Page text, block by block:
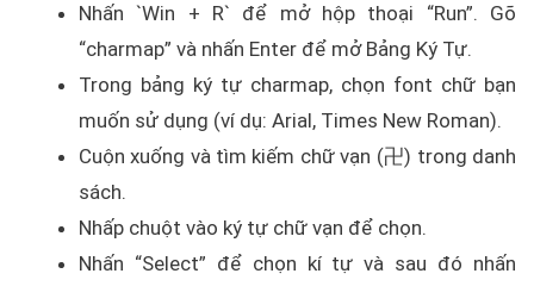
Nhấn `Win + R` để mở hộp thoại “Run”. Gõ
“charmap” và nhấn Enter để mở Bảng Ký Tự.
Trong bảng ký tự charmap, chọn font chữ bạn
muốn sử dụng (ví dụ: Arial, Times New Roman).
Cuộn xuống và tìm kiếm chữ vạn (卍) trong danh
sách.
Nhấp chuột vào ký tự chữ vạn để chọn.
Nhấn “Select” để chọn kí tự và sau đó nhấn